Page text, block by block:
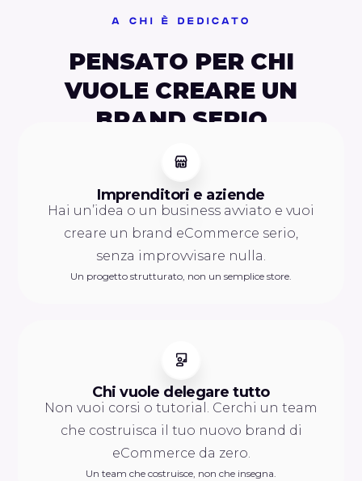
A CHI È DEDICATO
PENSATO PER CHI
VUOLE CREARE UN
BRAND SERIO
Imprenditori e aziende
Hai un’idea o un business avviato e vuoi
creare un brand eCommerce serio,
senza improvvisare nulla.
Un progetto strutturato, non un semplice store.
Chi vuole delegare tutto
Non vuoi corsi o tutorial. Cerchi un team
che costruisca il tuo nuovo brand di
eCommerce da zero.
Un team che costruisce, non che insegna.